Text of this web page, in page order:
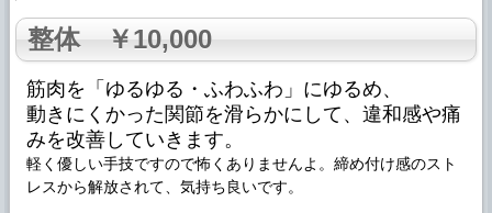
整体 ￥10,000
筋肉を「ゆるゆる・ふわふわ」にゆるめ、
動きにくかった関節を滑らかにして、違和感や痛
みを改善していきます。
軽く優しい手技ですので怖くありませんよ。締め付け感のスト
レスから解放されて、気持ち良いです。